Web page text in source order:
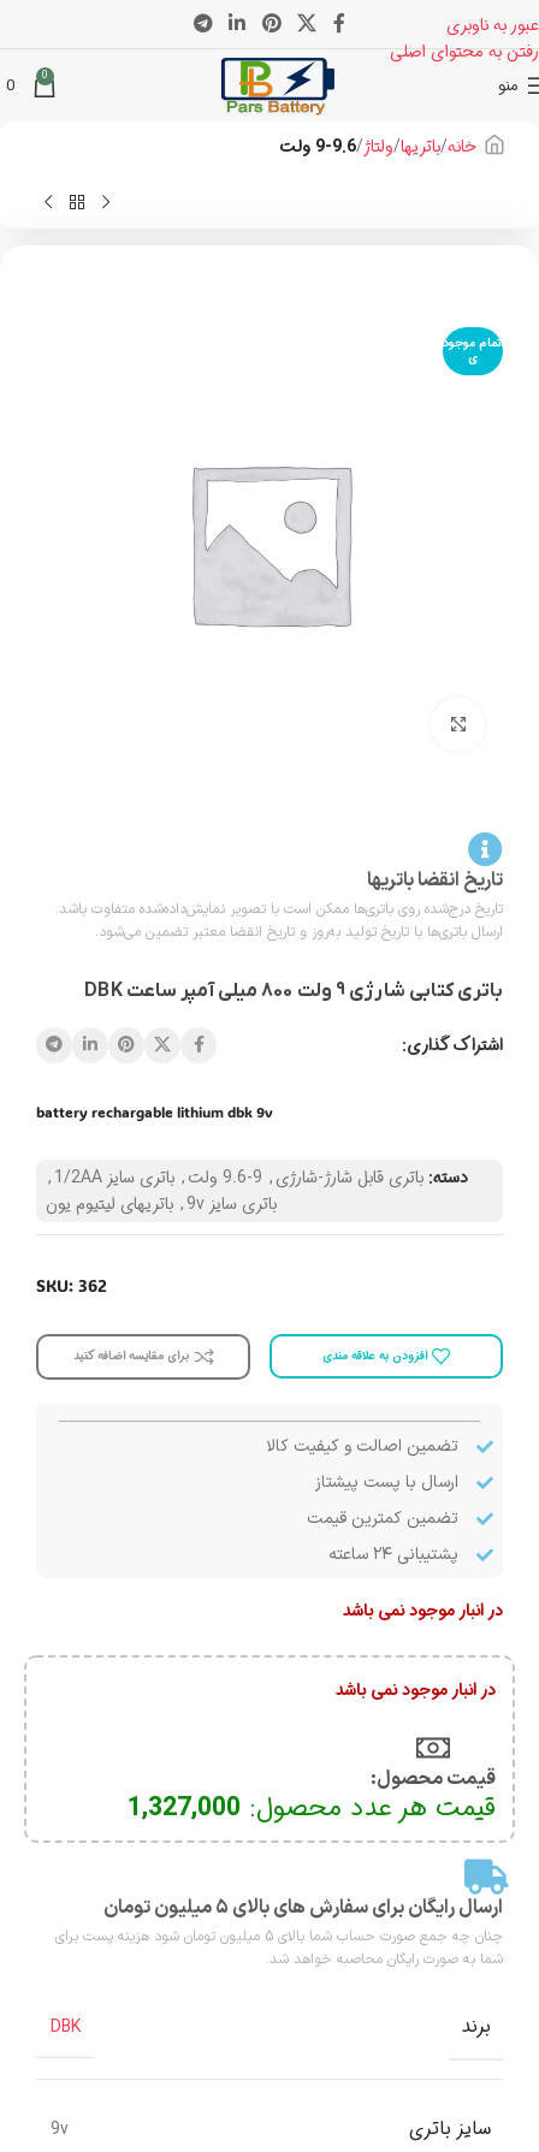
عبور به ناوبری
رفتن به محتوای اصلی
منو 0
0
خانه باتریها ولتاژ 9-9.6 ولت
اتمام موجود
ی
تاریخ انقضا باتریها
تاریخ درج‌شده روی باتری‌ها ممکن است با تصویر نمایش‌داده‌شده متفاوت باشد.
ارسال باتری‌ها با تاریخ تولید به‌روز و تاریخ انقضا معتبر تضمین می‌شود.
باتری کتابی شارژی 9 ولت 800 میلی آمپر ساعت DBK
اشتراک گذاری:
battery rechargable lithium dbk 9v
دسته: باتری قابل شارژ-شارژی, 9-9.6 ولت , باتری سایز 1/2AA
,
باتری سایز 9v
, باتریهای لیتیوم یون
SKU: 362
افزودن به علاقه مندی برای مقایسه اضافه کنید
تضمین اصالت و کیفیت کالا
ارسال با پست پیشتاز
تضمین کمترین قیمت
پشتیبانی ۲۴ ساعته
در انبار موجود نمی باشد
در انبار موجود نمی باشد
قیمت محصول:​
قیمت هر عدد محصول: 1,327,000
ارسال رایگان برای سفارش های بالای ۵ میلیون تومان
چنان چه جمع صورت حساب شما بالای 5 میلیون تومان شود هزینه پست برای
شما به صورت رایگان محاصبه خواهد شد.
برند DBK
سایز باتری 9v